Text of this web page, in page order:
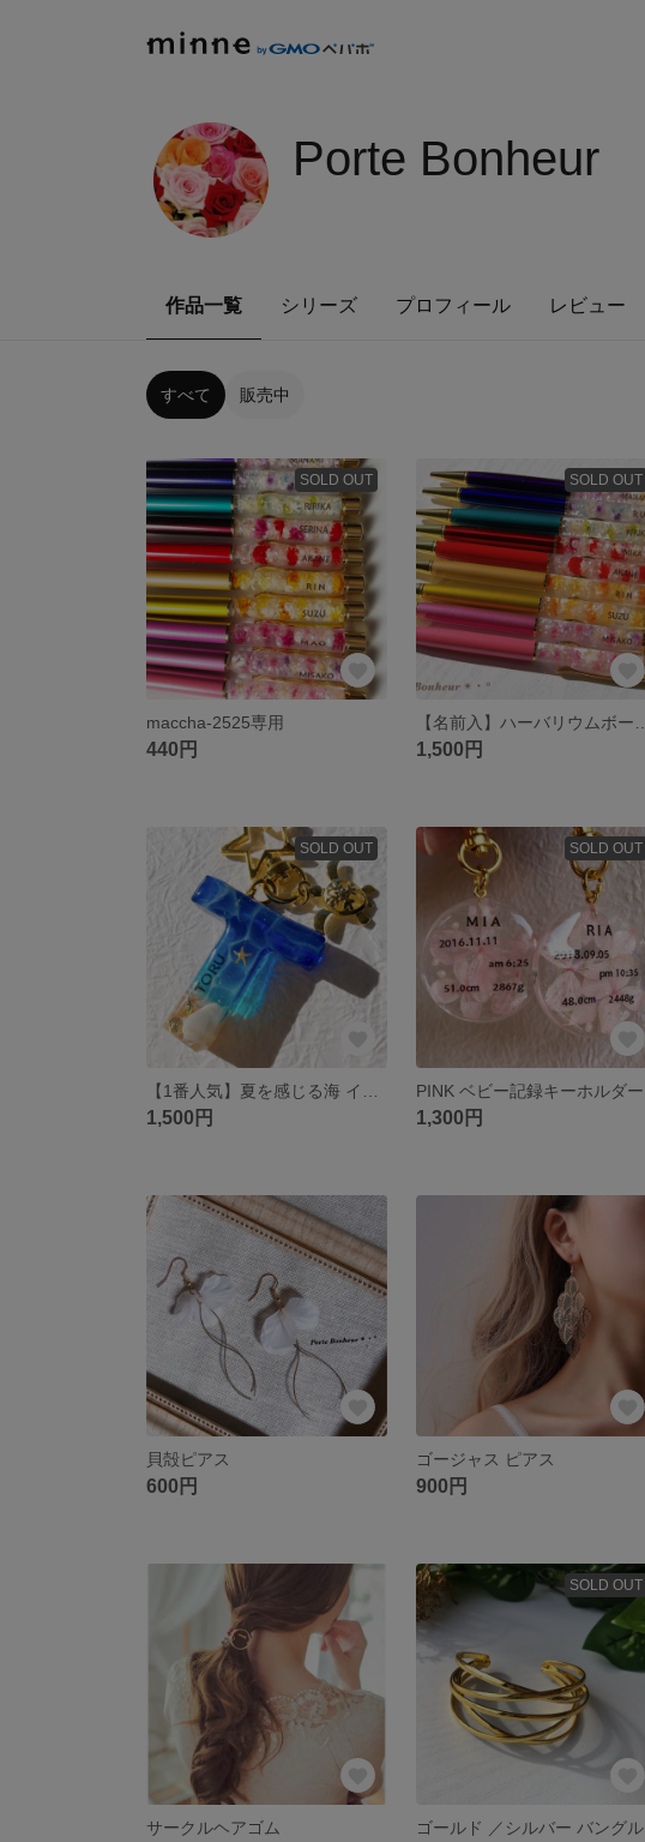
Porte Bonheur
作品一覧 シリーズ プロフィール レビュー
すべて 販売中
SOLD OUT
maccha-2525専用
440円
SOLD OUT
1,500円
SOLD OUT
1,500円
SOLD OUT
PINK ベビー記録キーホルダー
1,300円
貝殻ピアス
600円
ゴージャス ピアス
900円
サークルヘアゴム
SOLD OUT
ゴールド ／シルバー バングル